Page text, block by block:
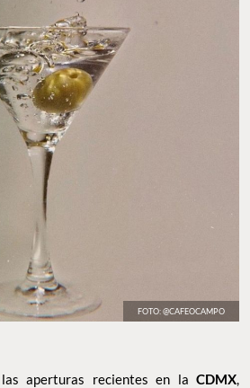
FOTO: @CAFEOCAMPO
aperturas recientes en la CDMX